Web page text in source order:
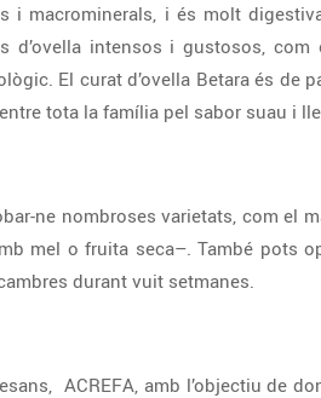
i macrominerals, i és molt
intensos i gustosos, com
El curat d’ovella Betara és de
tota la família pel sabor suau i
ne nombroses varietats, com el
mel o fruita seca–. També pots
durant vuit setmanes.
ACREFA, amb l’objectiu de